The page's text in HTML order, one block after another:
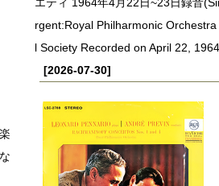
rgent:Royal Philharmonic
l Society Recorded on April 22,
[2026-07-30]